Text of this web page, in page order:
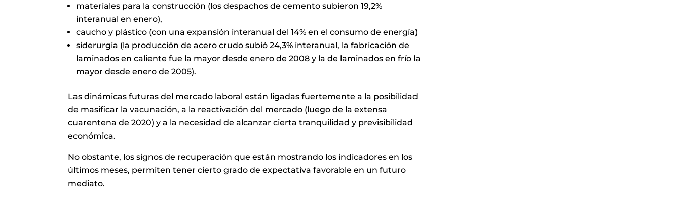
materiales para la construcción (los despachos de cemento subieron 19,2%
interanual en enero),
caucho y plástico (con una expansión interanual del 14% en el consumo de energía)
siderurgia (la producción de acero crudo subió 24,3% interanual, la fabricación de
laminados en caliente fue la mayor desde enero de 2008 y la de laminados en frío la
mayor desde enero de 2005).
Las dinámicas futuras del mercado laboral están ligadas fuertemente a la posibilidad
de masificar la vacunación, a la reactivación del mercado (luego de la extensa
cuarentena de 2020) y a la necesidad de alcanzar cierta tranquilidad y previsibilidad
económica.
No obstante, los signos de recuperación que están mostrando los indicadores en los
últimos meses, permiten tener cierto grado de expectativa favorable en un futuro
mediato.